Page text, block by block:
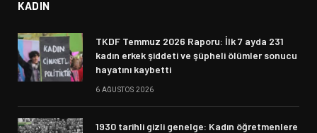
KADIN
TKDF Temmuz 2026 Raporu: İlk 7 ayda 231
kadın erkek şiddeti ve şüpheli ölümler sonucu
hayatını kaybetti
6 AĞUSTOS 2026
1930 tarihli gizli genelge: Kadın öğretmenlere